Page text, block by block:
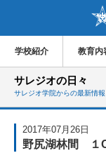
学校紹介 教育内
サレジオの日々
サレジオ学院からの最新情報
2017年07月26日
野尻湖林間 １